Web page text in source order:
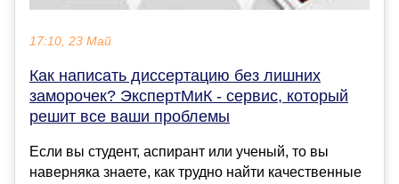
17:10, 23 Май
Как написать диссертацию без лишних
заморочек? ЭкспертМиК - сервис, который
решит все ваши проблемы
Если вы студент, аспирант или ученый, то вы
наверняка знаете, как трудно найти качественные